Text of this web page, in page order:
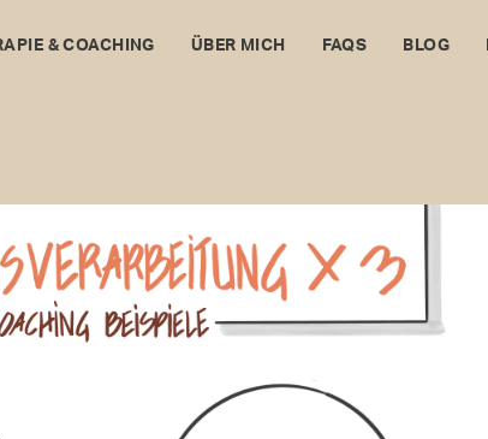
& COACHING ÜBER MICH FAQS BLOG